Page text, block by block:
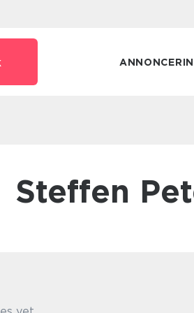
Steffen